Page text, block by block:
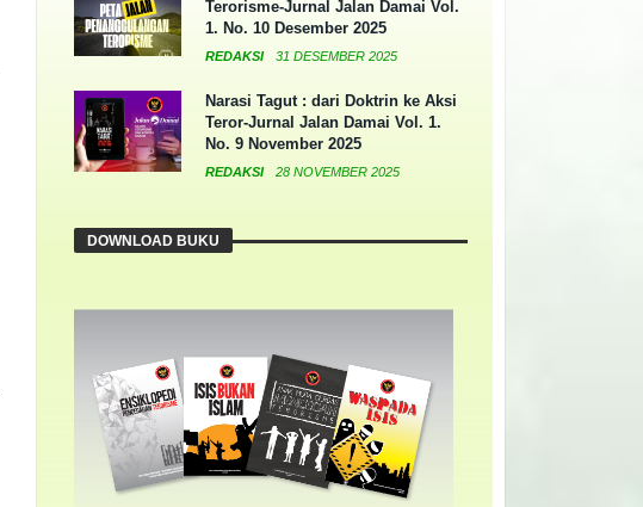
Terorisme-Jurnal Jalan Damai Vol.
1. No. 10 Desember 2025
REDAKSI 31 DESEMBER 2025
Narasi Tagut : dari Doktrin ke Aksi
Teror-Jurnal Jalan Damai Vol. 1.
No. 9 November 2025
REDAKSI 28 NOVEMBER 2025
DOWNLOAD BUKU